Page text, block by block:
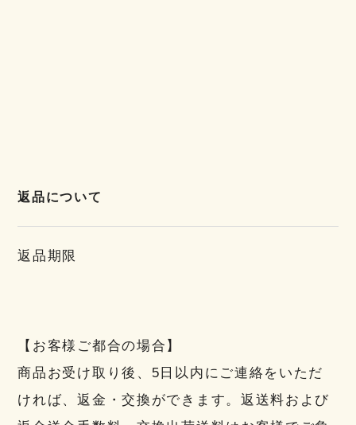
返品について
返品期限
【お客様ご都合の場合】
商品お受け取り後、5日以内にご連絡をいただ
ければ、返金・交換ができます。返送料および